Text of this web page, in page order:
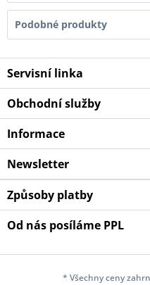
Podobné produkty
Servisní linka
Obchodní služby
Informace
Newsletter
Způsoby platby
Od nás posíláme PPL
* Všechny ceny